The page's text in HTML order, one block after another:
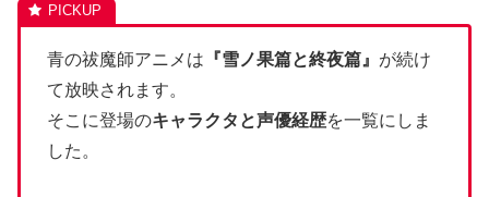
青の祓魔師アニメは 『雪ノ果篇と終夜篇』 が続け
て放映されます。
そこに登場のキャラクタと声優経歴を一覧にしま
した。